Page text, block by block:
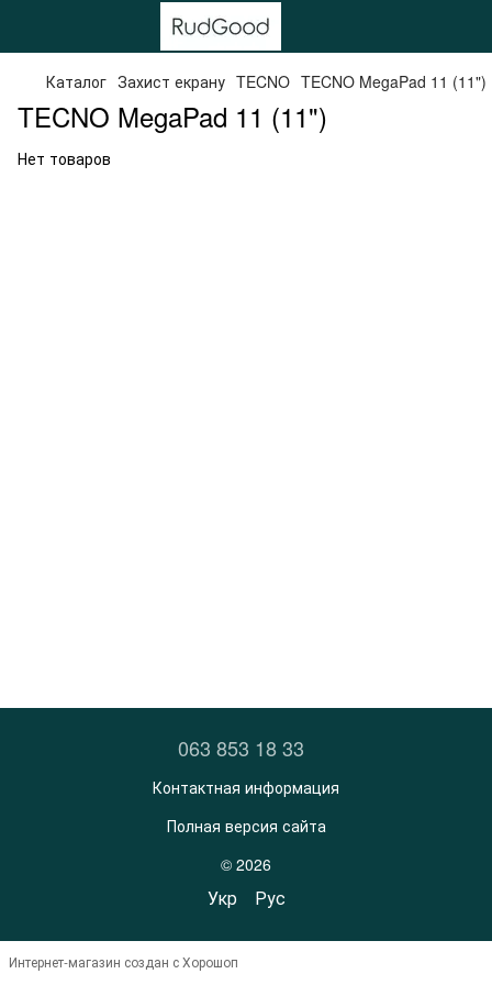
Каталог Захист екрану TECNO TECNO MegaPad 11 (11")
TECNO MegaPad 11 (11")
Нет товаров
063 853 18 33
Контактная информация
Полная версия сайта
© 2026
Укр Рус
Интернет-магазин создан с Хорошоп